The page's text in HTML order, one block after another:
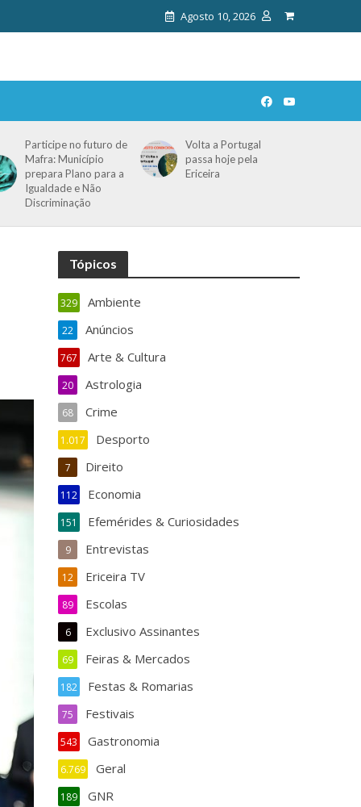
Agosto 10, 2026
Participe no futuro de
Mafra: Município
prepara Plano para a
Igualdade e Não
Discriminação
Volta a Portugal
passa hoje pela
Ericeira
Tópicos
Ambiente
329
Anúncios
22
Arte & Cultura
767
Astrologia
20
Crime
68
Desporto
1.017
Direito
7
Economia
112
Efemérides & Curiosidades
151
Entrevistas
9
Ericeira TV
12
Escolas
89
Exclusivo Assinantes
6
Feiras & Mercados
69
Festas & Romarias
182
Festivais
75
Gastronomia
543
Geral
6.769
GNR
189